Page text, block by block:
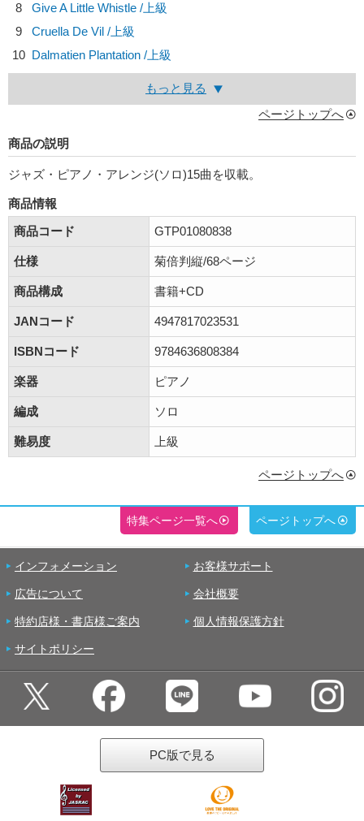
8
Give A Little Whistle /上級
9
Cruella De Vil /上級
10 Dalmatien Plantation /上級
もっと見る
ページトップへ
商品の説明
ジャズ・ピアノ・アレンジ(ソロ)15曲を収載。
商品情報
商品コード
GTP01080838
仕様 菊倍判縦/68ページ
商品構成 書籍+CD
JANコード 4947817023531
ISBNコード 9784636808384
楽器 ピアノ
編成 ソロ
難易度 上級
ページトップへ
特集ページ一覧へ ページトップへ
インフォメーション お客様サポート
広告について 会社概要
特約店様・書店様ご案内 個人情報保護方針
サイトポリシー
PC版で見る